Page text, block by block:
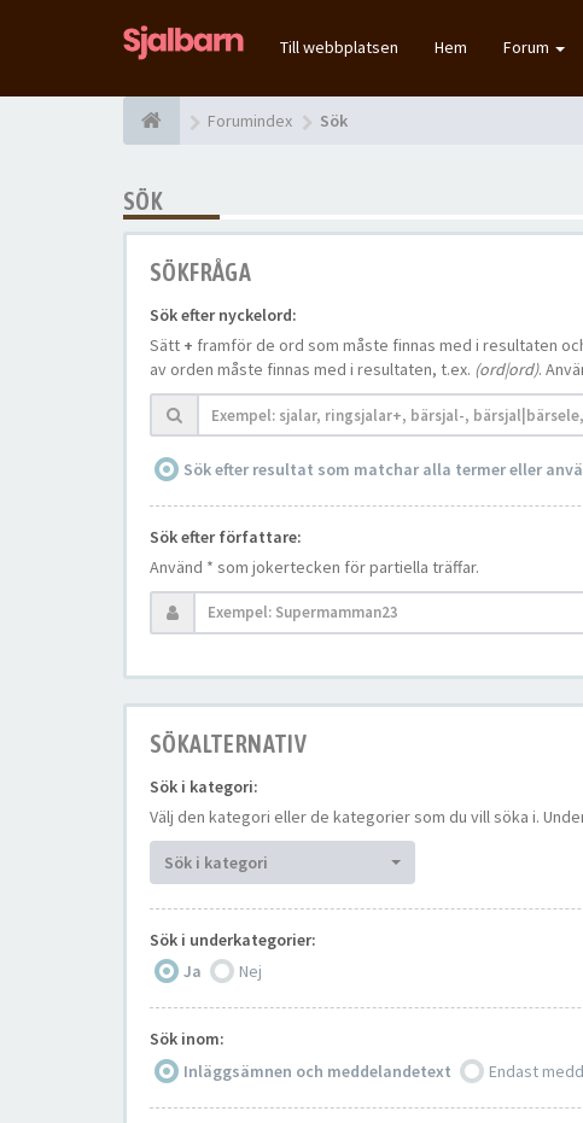
Till webbplatsen Hem Forum
Forumindex Sök
SÖK
SÖKFRÅGA
Sök efter nyckelord:
Sätt + framför de ord som måste finnas med i resultaten
av orden måste finnas med i resultaten, t.ex. (ord|ord).
Sök efter resultat som matchar alla termer eller
Sök efter författare:
Använd * som jokertecken för partiella träffar.
SÖKALTERNATIV
Sök i kategori:
Välj den kategori eller de kategorier som du vill söka i.
Sök i kategori
Sök i underkategorier:
Ja
Nej
Sök inom:
Inläggsämnen och meddelandetext
Endast